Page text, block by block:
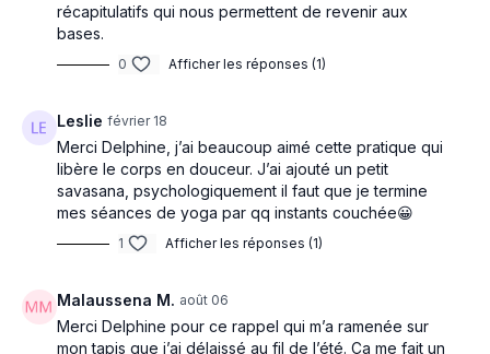
récapitulatifs qui nous permettent de revenir aux
bases.
0 Afficher les réponses (1)
Leslie février 18
Merci Delphine, j’ai beaucoup aimé cette pratique qui
libère le corps en douceur. J’ai ajouté un petit
savasana, psychologiquement il faut que je termine
mes séances de yoga par qq instants couchée😀
1 Afficher les réponses (1)
Malaussena M. août 06
Merci Delphine pour ce rappel qui m’a ramenée sur
mon tapis que j’ai délaissé au fil de l’été. Ça me fait un